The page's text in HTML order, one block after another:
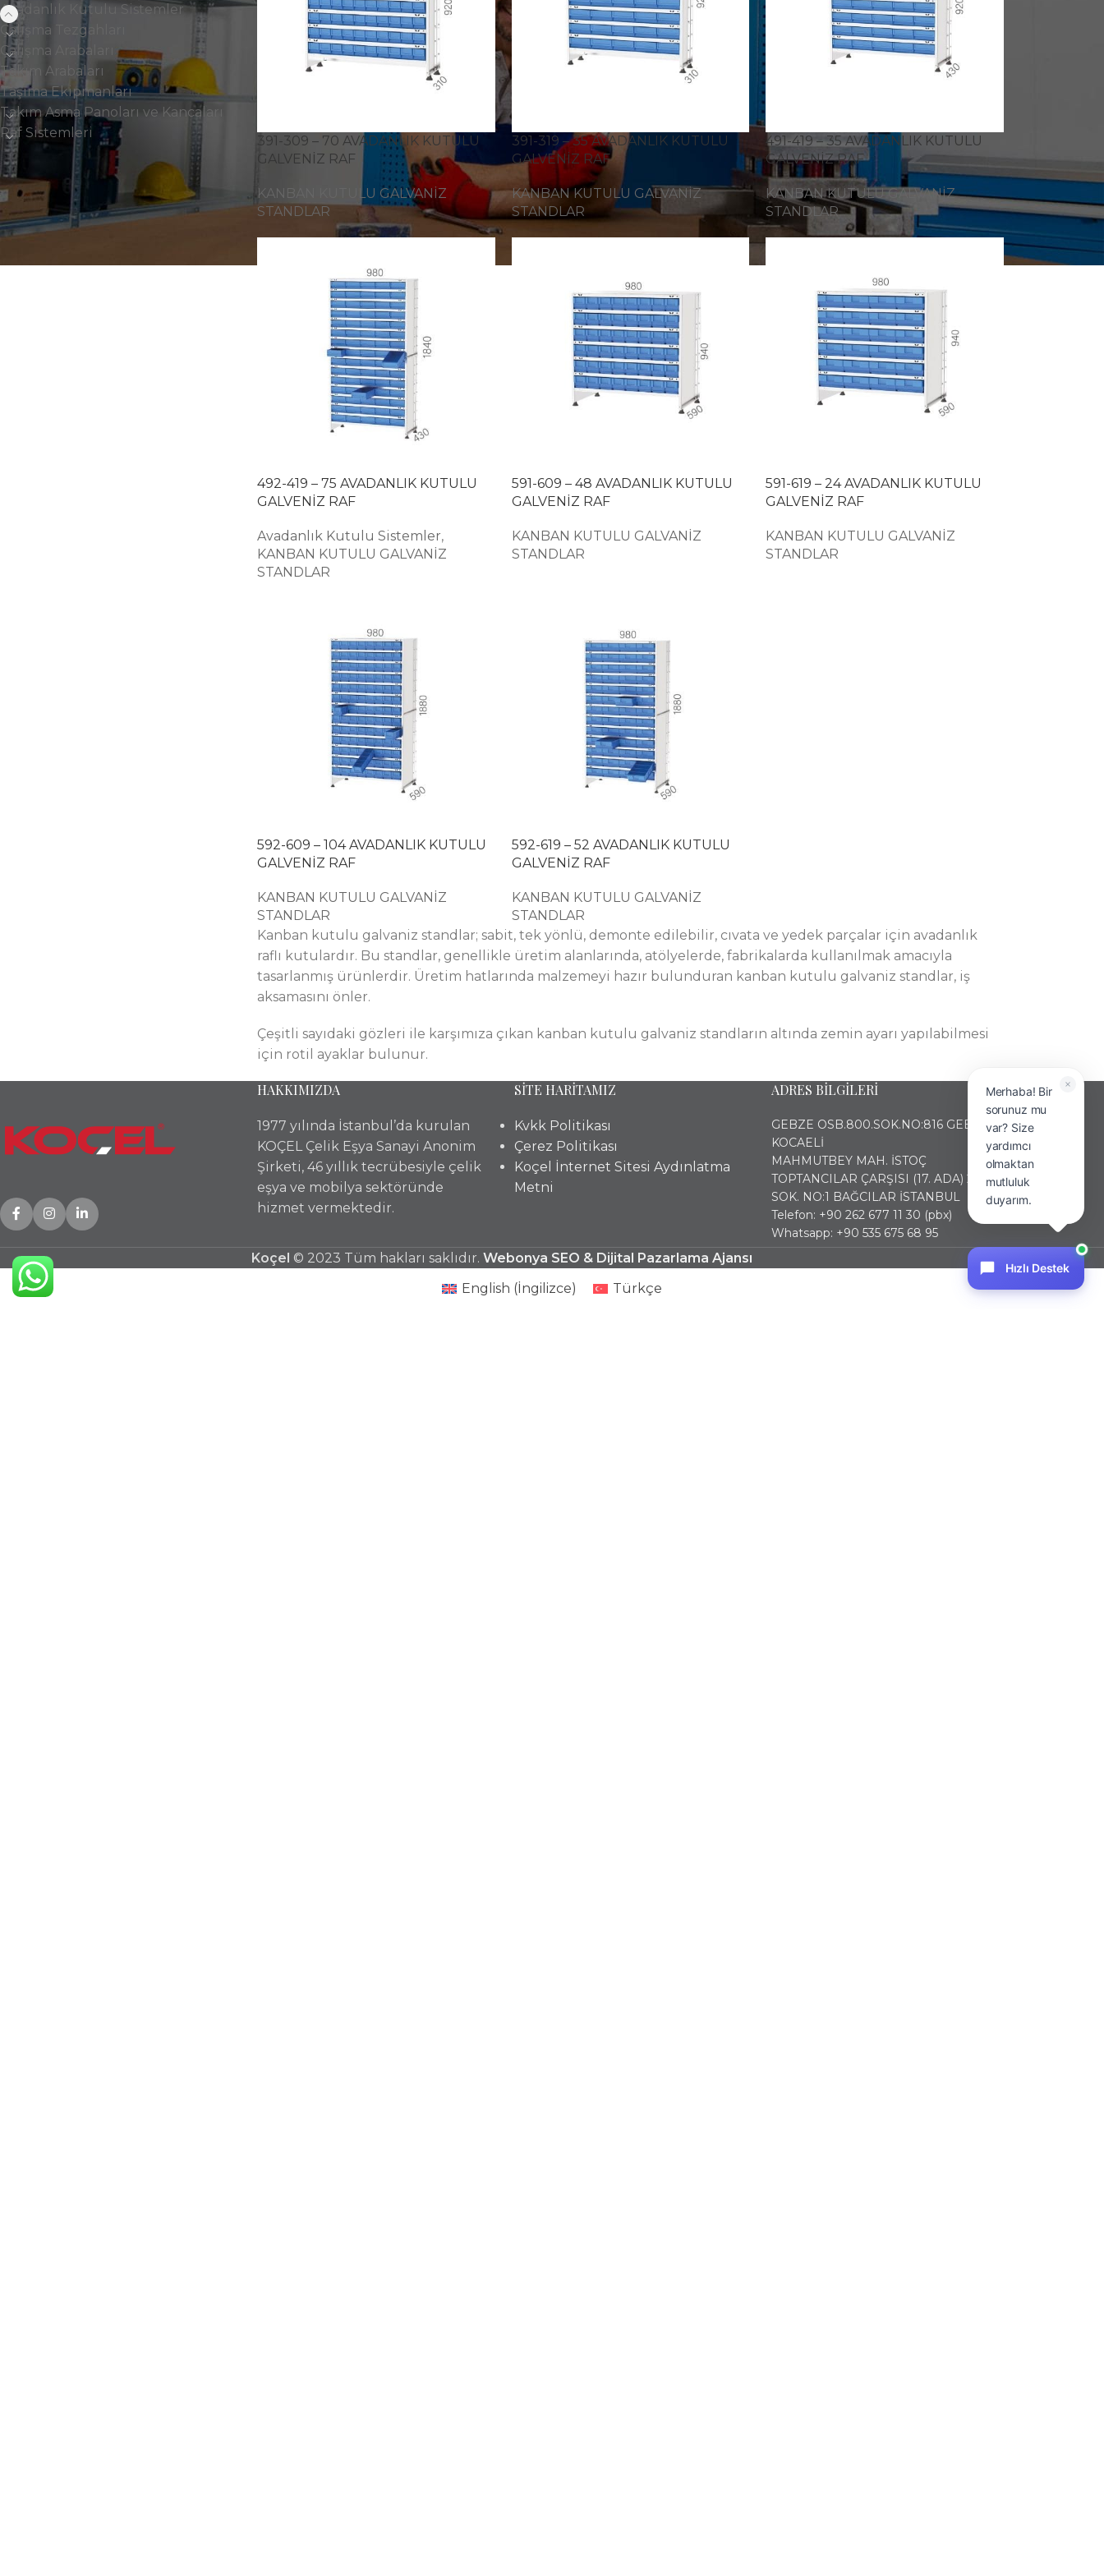
Avadanlık Kutulu Sistemler
Çalışma Tezgahları
Çalışma Arabaları
Takım Arabaları
Taşıma Ekipmanları
Takım Asma Panoları ve Kancaları
Raf Sistemleri
391-309 – 70 AVADANLIK KUTULU
GALVENİZ RAF
KANBAN KUTULU GALVANİZ
STANDLAR
391-319 – 35 AVADANLIK KUTULU
GALVENİZ RAF
KANBAN KUTULU GALVANİZ
STANDLAR
491-419 – 35 AVADANLIK KUTULU
GALVENİZ RAF
KANBAN KUTULU GALVANİZ
STANDLAR
492-419 – 75 AVADANLIK KUTULU
GALVENİZ RAF
Avadanlık Kutulu Sistemler,
KANBAN KUTULU GALVANİZ
STANDLAR
591-609 – 48 AVADANLIK KUTULU
GALVENİZ RAF
KANBAN KUTULU GALVANİZ
STANDLAR
591-619 – 24 AVADANLIK KUTULU
GALVENİZ RAF
KANBAN KUTULU GALVANİZ
STANDLAR
592-609 – 104 AVADANLIK KUTULU
GALVENİZ RAF
KANBAN KUTULU GALVANİZ
STANDLAR
592-619 – 52 AVADANLIK KUTULU
GALVENİZ RAF
KANBAN KUTULU GALVANİZ
STANDLAR
Kanban kutulu galvaniz standlar; sabit, tek yönlü, demonte edilebilir, cıvata ve yedek parçalar için avadanlık
raflı kutulardır. Bu standlar, genellikle üretim alanlarında, atölyelerde, fabrikalarda kullanılmak amacıyla
tasarlanmış ürünlerdir. Üretim hatlarında malzemeyi hazır bulunduran kanban kutulu galvaniz standlar, iş
aksamasını önler.
Çeşitli sayıdaki gözleri ile karşımıza çıkan kanban kutulu galvaniz standların altında zemin ayarı yapılabilmesi
için rotil ayaklar bulunur.
HAKKIMIZDA
1977 yılında İstanbul’da kurulan
KOÇEL Çelik Eşya Sanayi Anonim
Şirketi, 46 yıllık tecrübesiyle çelik
eşya ve mobilya sektöründe
hizmet vermektedir.
SİTE HARİTAMIZ
Kvkk Politikası
Çerez Politikası
Koçel İnternet Sitesi Aydınlatma
Metni
ADRES BİLGİLERİ
GEBZE OSB.800.SOK.NO:816 GEBZE
KOCAELİ
MAHMUTBEY MAH. İSTOÇ
TOPTANCILAR ÇARŞISI (17. ADA) 2436
SOK. NO:1 BAĞCILAR İSTANBUL
Telefon: +90 262 677 11 30 (pbx)
Whatsapp: +90 535 675 68 95
Koçel © 2023 Tüm hakları saklıdır. Webonya SEO & Dijital Pazarlama Ajansı
English (İngilizce) Türkçe
Merhaba! Bir
sorunuz mu
var? Size
yardımcı
olmaktan
mutluluk
duyarım.
Hızlı Destek